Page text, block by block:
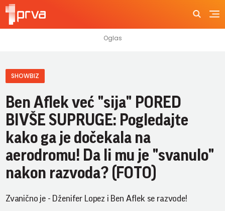
SHOWBIZ
Ben Aflek već "sija" PORED
BIVŠE SUPRUGE: Pogledajte
kako ga je dočekala na
aerodromu! Da li mu je "svanulo"
nakon razvoda? (FOTO)
Zvanično je - Dženifer Lopez i Ben Aflek se razvode!